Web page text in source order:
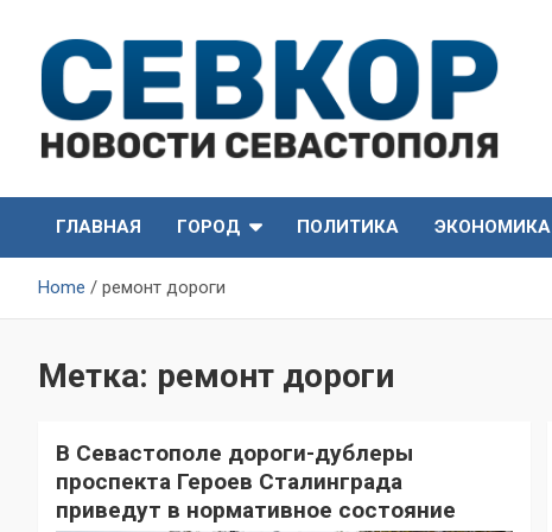
content
СевКор — Новости
Севастополя
Севастополя
ГЛАВНАЯ
ГОРОД ПОЛИТИКА ЭКОНОМИКА
Home ремонт дороги
Метка: ремонт дороги
В Севастополе дороги-дублеры
проспекта Героев Сталинграда
приведут в нормативное состояние